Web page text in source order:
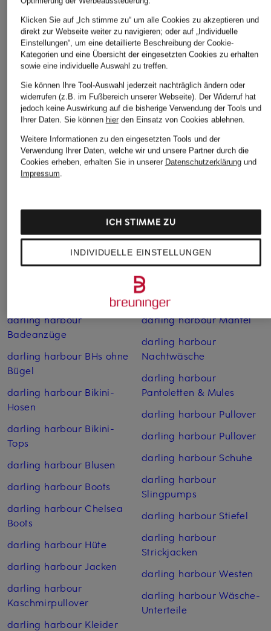
Jacke GRACE in
Lederoptik
160 €
darling harbour
Jacke
99,99 €
Bestpreis: 84,99 €
Ursprünglich:169,99 €
Overjacket
149,99 €
darling harbour
Badeanzüge
darling harbour BHs ohne
Bügel
darling harbour Bikini-
Hosen
darling harbour Bikini-
Tops
darling harbour Blusen
darling harbour Boots
darling harbour Chelsea
Boots
darling harbour Hüte
darling harbour Jacken
darling harbour
Kaschmirpullover
darling harbour Kleider
darling harbour Mäntel
darling harbour
Nachtwäsche
darling harbour
Pantoletten & Mules
darling harbour Pullover
darling harbour Pullover
darling harbour Schuhe
darling harbour
Slingpumps
darling harbour Stiefel
darling harbour
Strickjacken
darling harbour Westen
darling harbour Wäsche-
Unterteile
Klicken Sie auf „Ich stimme zu“ um alle Cookies zu akzeptieren und
direkt zur Webseite weiter zu navigieren; oder auf „Individuelle
Einstellungen“, um eine detaillierte Beschreibung der Cookie-
Kategorien und eine Übersicht der eingesetzten Cookies zu erhalten
sowie eine individuelle Auswahl zu treffen.
Sie können Ihre Tool-Auswahl jederzeit nachträglich ändern oder
widerrufen (z.B. im Fußbereich unserer Webseite). Der Widerruf hat
jedoch keine Auswirkung auf die bisherige Verwendung der Tools und
Ihrer Daten. Sie können hierden Einsatz von Cookies ablehnen.
Weitere Informationen zu den eingesetzten Tools und der
Verwendung Ihrer Daten, welche wir und unsere Partner durch die
Cookies erheben, erhalten Sie in unserer Datenschutzerklärungund
Impressum.
INDIVIDUELLE EINSTELLUNGEN
ICH STIMME ZU